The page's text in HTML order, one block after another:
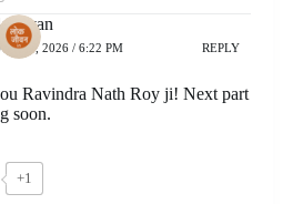
7, 2026 / 6:22 PM REPLY
Ravindra Nath Roy ji! Next part
soon.
+1